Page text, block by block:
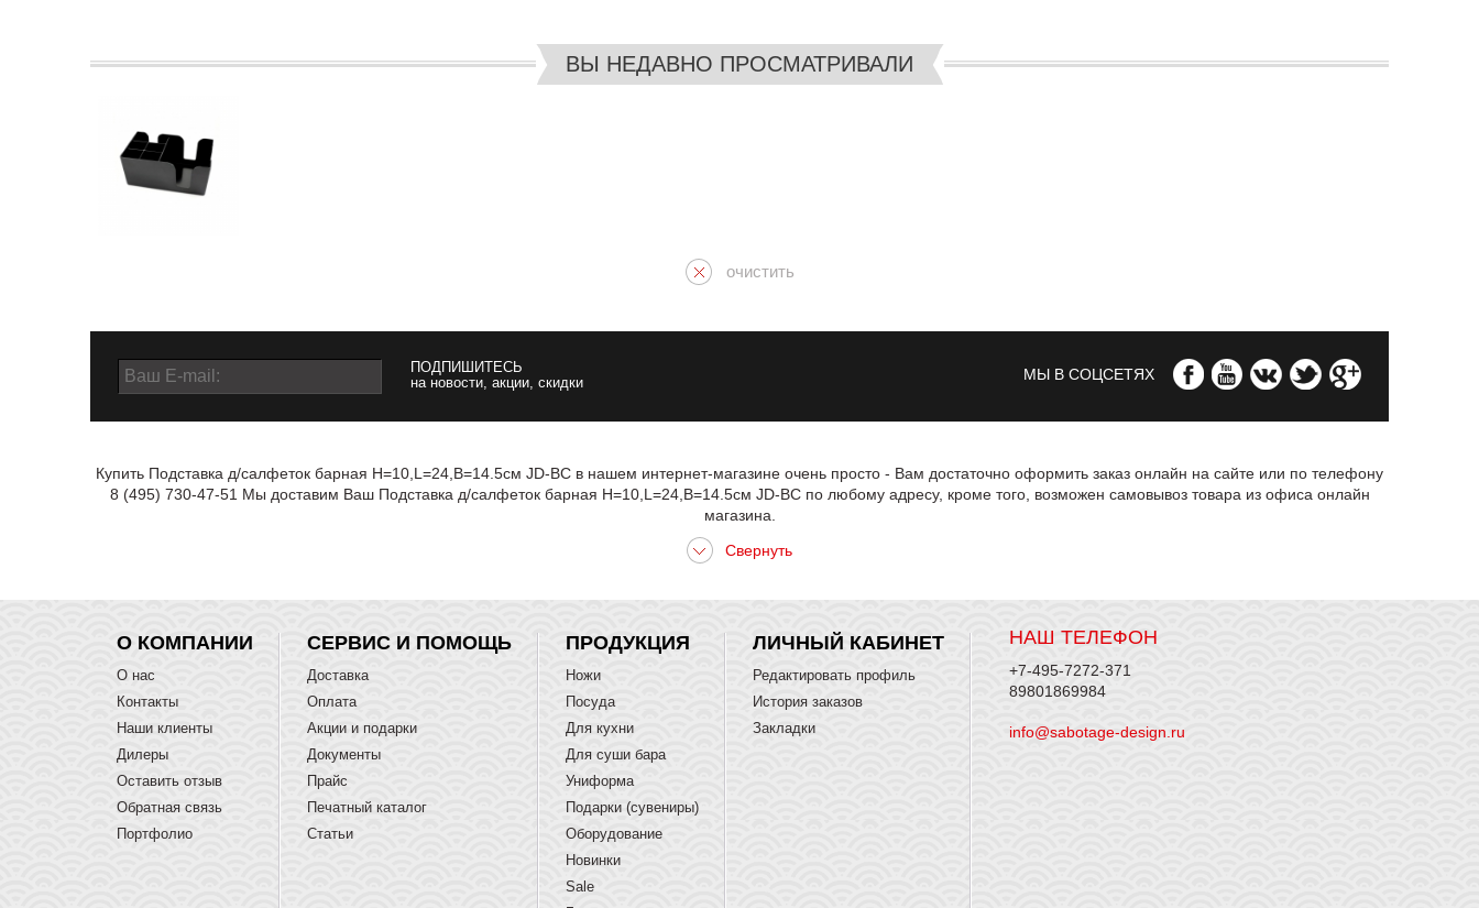
ВЫ НЕДАВНО ПРОСМАТРИВАЛИ
очистить
ПОДПИШИТЕСЬ
на новости, акции, скидки
МЫ В СОЦСЕТЯХ
Купить Подставка д/салфеток барная H=10,L=24,B=14.5см JD-BC в нашем интернет-магазине очень просто - Вам достаточно оформить заказ онлайн на сайте или по телефону
8 (495) 730-47-51 Мы доставим Ваш Подставка д/салфеток барная H=10,L=24,B=14.5см JD-BC по любому адресу, кроме того, возможен самовывоз товара из офиса онлайн
магазина.
НАШ ТЕЛЕФОН
+7-495-7272-371
89801869984
info@sabotage-design.ru
О КОМПАНИИ
О нас
Контакты
Наши клиенты
Дилеры
Оставить отзыв
Обратная связь
Портфолио
СЕРВИС И ПОМОЩЬ
Доставка
Оплата
Акции и подарки
Документы
Прайс
Печатный каталог
Статьи
ПРОДУКЦИЯ
Ножи
Посуда
Для кухни
Для суши бара
Униформа
Подарки (сувениры)
Оборудование
Новинки
Sale
ЛИЧНЫЙ КАБИНЕТ
Редактировать профиль
История заказов
Закладки